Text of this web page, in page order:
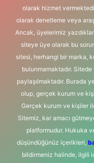
olarak hizmet
olarak denetleme veya
Ancak, üyelerimiz
siteye üye olarak bu
sitesi, herhangi bir marka,
bulunmamaktadır. Sitede
paylaşılmaktadır. Burada
olup, gerçek kurum ve
Gerçek kurum ve kişiler
Sitemiz, kar amacı
platformudur. Hukuka
düşündüğünüz içerikleri,
bildirmeniz halinde, ilgili